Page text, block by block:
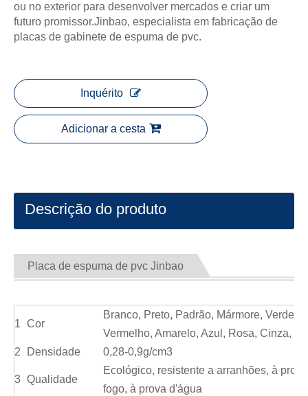
ou no exterior para desenvolver mercados e criar um
futuro promissor.Jinbao, especialista em fabricação de
placas de gabinete de espuma de pvc.
Inquérito
Adicionar a cesta
Descrição do produto
Placa de espuma de pvc Jinbao
1 Cor
Branco, Preto, Padrão, Mármore, Verde,
Vermelho, Amarelo, Azul, Rosa, Cinza, Et
2
Densidade 0,28-0,9g/cm3
3 Qualidade
Ecológico, resistente a arranhões, à
fogo, à prova d'água